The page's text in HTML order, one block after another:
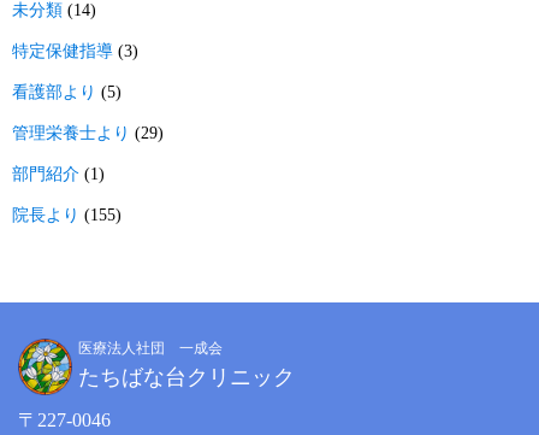
未分類 (14)
特定保健指導 (3)
看護部より (5)
管理栄養士より (29)
部門紹介 (1)
院長より (155)
医療法人社団 一成会
たちばな台クリニック
〒227-0046